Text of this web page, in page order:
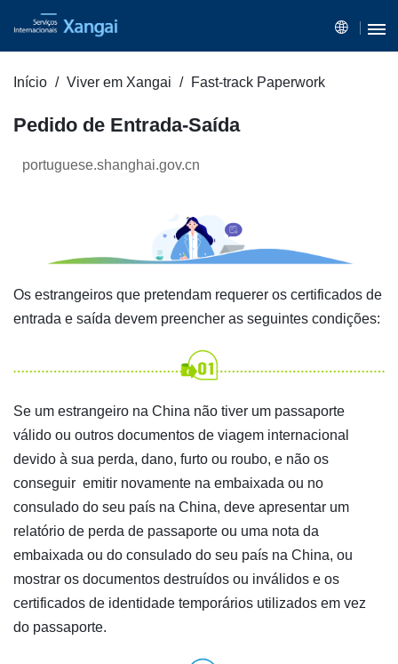
Início Viver em Xangai Fast-track Paperwork
Pedido de Entrada-Saída
portuguese.shanghai.gov.cn
Os estrangeiros que pretendam requerer os certificados de
entrada e saída devem preencher as seguintes condições:
Se um estrangeiro na China não tiver um passaporte
válido ou outros documentos de viagem internacional
devido à sua perda, dano, furto ou roubo, e não os
conseguir emitir novamente na embaixada ou no
consulado do seu país na China, deve apresentar um
relatório de perda de passaporte ou uma nota da
embaixada ou do consulado do seu país na China, ou
mostrar os documentos destruídos ou inválidos e os
certificados de identidade temporários utilizados em vez
do passaporte.